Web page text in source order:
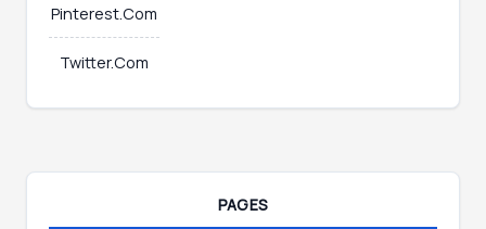
Pinterest.Com
Twitter.Com
PAGES